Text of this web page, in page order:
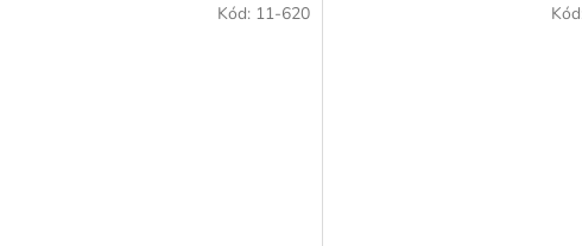
Kód: 11-620